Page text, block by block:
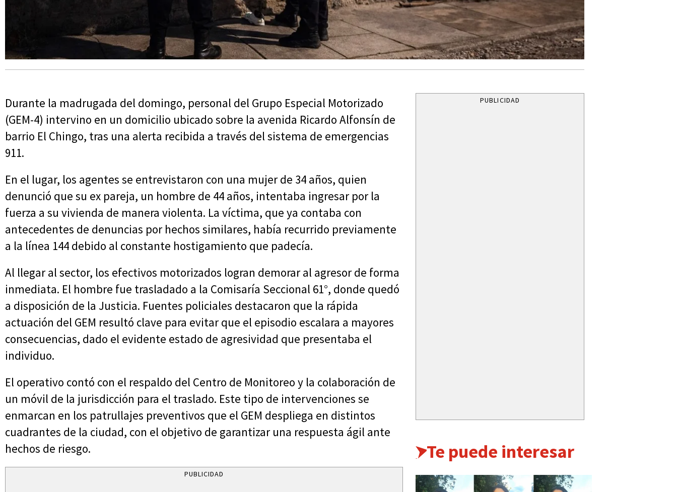
Durante la madrugada del domingo, personal del Grupo Especial Motorizado
(GEM-4) intervino en un domicilio ubicado sobre la avenida Ricardo Alfonsín de
barrio El Chingo, tras una alerta recibida a través del sistema de emergencias
911.
En el lugar, los agentes se entrevistaron con una mujer de 34 años, quien
denunció que su ex pareja, un hombre de 44 años, intentaba ingresar por la
fuerza a su vivienda de manera violenta. La víctima, que ya contaba con
antecedentes de denuncias por hechos similares, había recurrido previamente
a la línea 144 debido al constante hostigamiento que padecía.
Al llegar al sector, los efectivos motorizados logran demorar al agresor de forma
inmediata. El hombre fue trasladado a la Comisaría Seccional 61°, donde quedó
a disposición de la Justicia. Fuentes policiales destacaron que la rápida
actuación del GEM resultó clave para evitar que el episodio escalara a mayores
consecuencias, dado el evidente estado de agresividad que presentaba el
individuo.
El operativo contó con el respaldo del Centro de Monitoreo y la colaboración de
un móvil de la jurisdicción para el traslado. Este tipo de intervenciones se
enmarcan en los patrullajes preventivos que el GEM despliega en distintos
cuadrantes de la ciudad, con el objetivo de garantizar una respuesta ágil ante
hechos de riesgo.
PUBLICIDAD
PUBLICIDAD
Te puede interesar